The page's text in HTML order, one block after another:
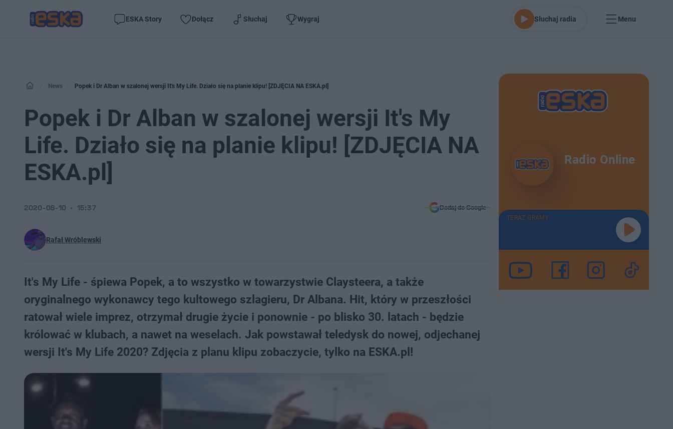
ESKA Story Dołącz Słuchaj Wygraj Słuchaj radia Menu
News Popek i Dr Alban w szalonej wersji It's My Life. Działo się na planie klipu! [ZDJĘCIA NA ESKA.pl]
Popek i Dr Alban w szalonej wersji It's My
Life. Działo się na planie klipu! [ZDJĘCIA NA
ESKA.pl]
Rafał Wróblewski
2020-08-10 15:37 Dodaj do Google
It's My Life - śpiewa Popek, a to wszystko w towarzystwie Claysteera, a także
oryginalnego wykonawcy tego kultowego szlagieru, Dr Albana. Hit, który w przeszłości
ratował wiele imprez, otrzymał drugie życie i ponownie - po blisko 30. latach - będzie
królować w klubach, a nawet na weselach. Jak powstawał teledysk do nowej, odjechanej
wersji It's My Life 2020? Zdjęcia z planu klipu zobaczycie, tylko na ESKA.pl!
Radio Online
TERAZ GRAMY